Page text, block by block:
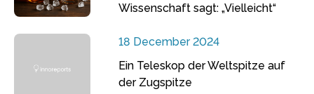
Wissenschaft sagt: „Vielleicht“
18 December 2024
Ein Teleskop der Weltspitze auf
der Zugspitze